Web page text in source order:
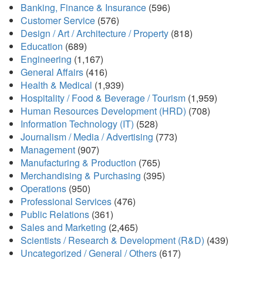
Banking, Finance & Insurance (596)
Customer Service (576)
Design / Art / Architecture / Property (818)
Education (689)
Engineering (1,167)
General Affairs (416)
Health & Medical (1,939)
Hospitality / Food & Beverage / Tourism (1,959)
Human Resources Development (HRD) (708)
Information Technology (IT) (528)
Journalism / Media / Advertising (773)
Management (907)
Manufacturing & Production (765)
Merchandising & Purchasing (395)
Operations (950)
Professional Services (476)
Public Relations (361)
Sales and Marketing (2,465)
Scientists / Research & Development (R&D) (439)
Uncategorized / General / Others (617)